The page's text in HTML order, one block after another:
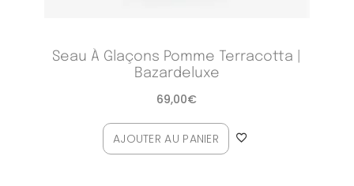
Seau À Glaçons Pomme Terracotta |
Bazardeluxe
69,00€
AJOUTER AU PANIER